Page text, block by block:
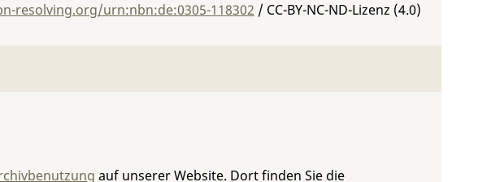
resolving.org/urn:nbn:de:0305-118302 / CC-BY-NC-ND-Lizenz (4.0)
auf unserer Website. Dort finden Sie die